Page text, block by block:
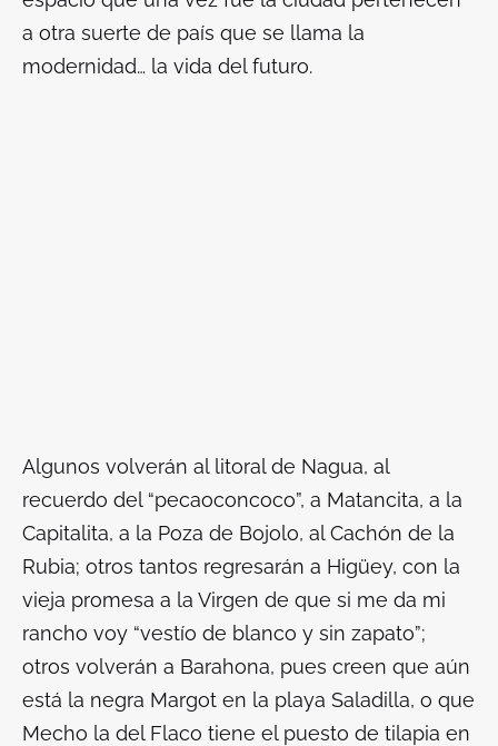
a otra suerte de país que se llama la
modernidad… la vida del futuro.
Algunos volverán al litoral de Nagua, al
recuerdo del “pecaoconcoco”, a Matancita, a la
Capitalita, a la Poza de Bojolo, al Cachón de la
Rubia; otros tantos regresarán a Higüey, con la
vieja promesa a la Virgen de que si me da mi
rancho voy “vestío de blanco y sin zapato”;
otros volverán a Barahona, pues creen que aún
está la negra Margot en la playa Saladilla, o que
Mecho la del Flaco tiene el puesto de tilapia en